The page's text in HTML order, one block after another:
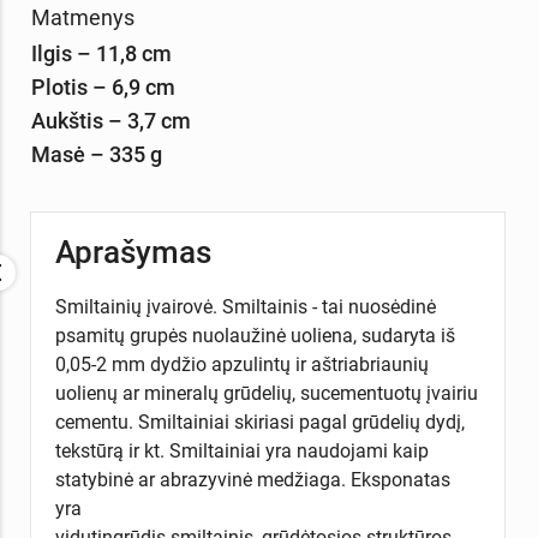
Matmenys
Ilgis – 11,8 cm
Plotis – 6,9 cm
Aukštis – 3,7 cm
Masė – 335 g
Aprašymas
Smiltainių įvairovė. Smiltainis - tai nuosėdinė
psamitų grupės nuolaužinė uoliena, sudaryta iš
0,05-2 mm dydžio apzulintų ir aštriabriaunių
uolienų ar mineralų grūdelių, sucementuotų įvairiu
cementu. Smiltainiai skiriasi pagal grūdelių dydį,
tekstūrą ir kt. Smiltainiai yra naudojami kaip
statybinė ar abrazyvinė medžiaga. Eksponatas
yra